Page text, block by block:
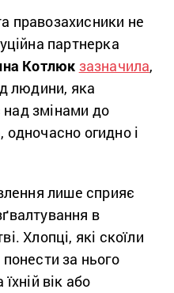
правозахисники не
партнерка
Котлюк зазначила,
людини, яка
змінами до
одночасно огидно і
лише сприяє
в
Хлопці, які скоїли
за нього
вік або